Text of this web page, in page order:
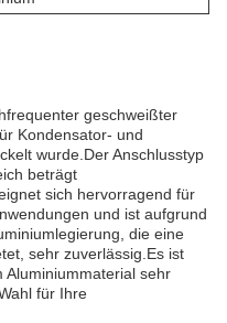
geschweißter
Kondensator- und
wurde.Der Anschlusstyp
beträgt
sich hervorragend für
und ist aufgrund
die eine
sehr zuverlässig.Es ist
Aluminiummaterial sehr
für Ihre